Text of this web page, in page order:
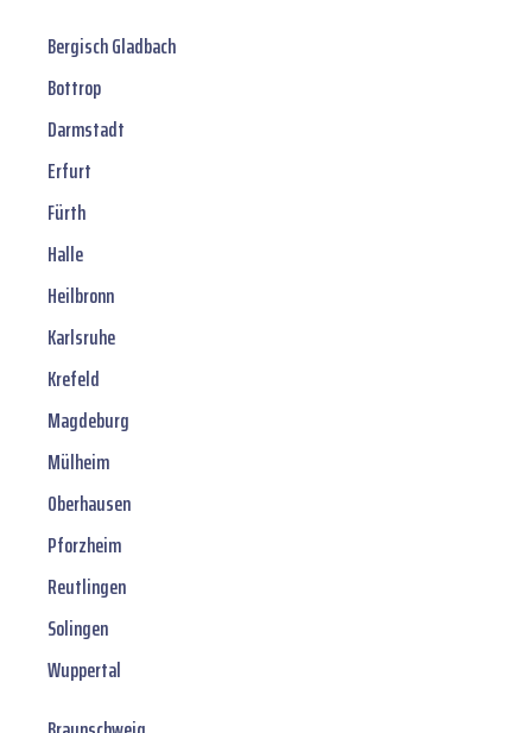
Bergisch Gladbach
Bottrop
Darmstadt
Erfurt
Fürth
Halle
Heilbronn
Karlsruhe
Krefeld
Magdeburg
Mülheim
Oberhausen
Pforzheim
Reutlingen
Solingen
Wuppertal